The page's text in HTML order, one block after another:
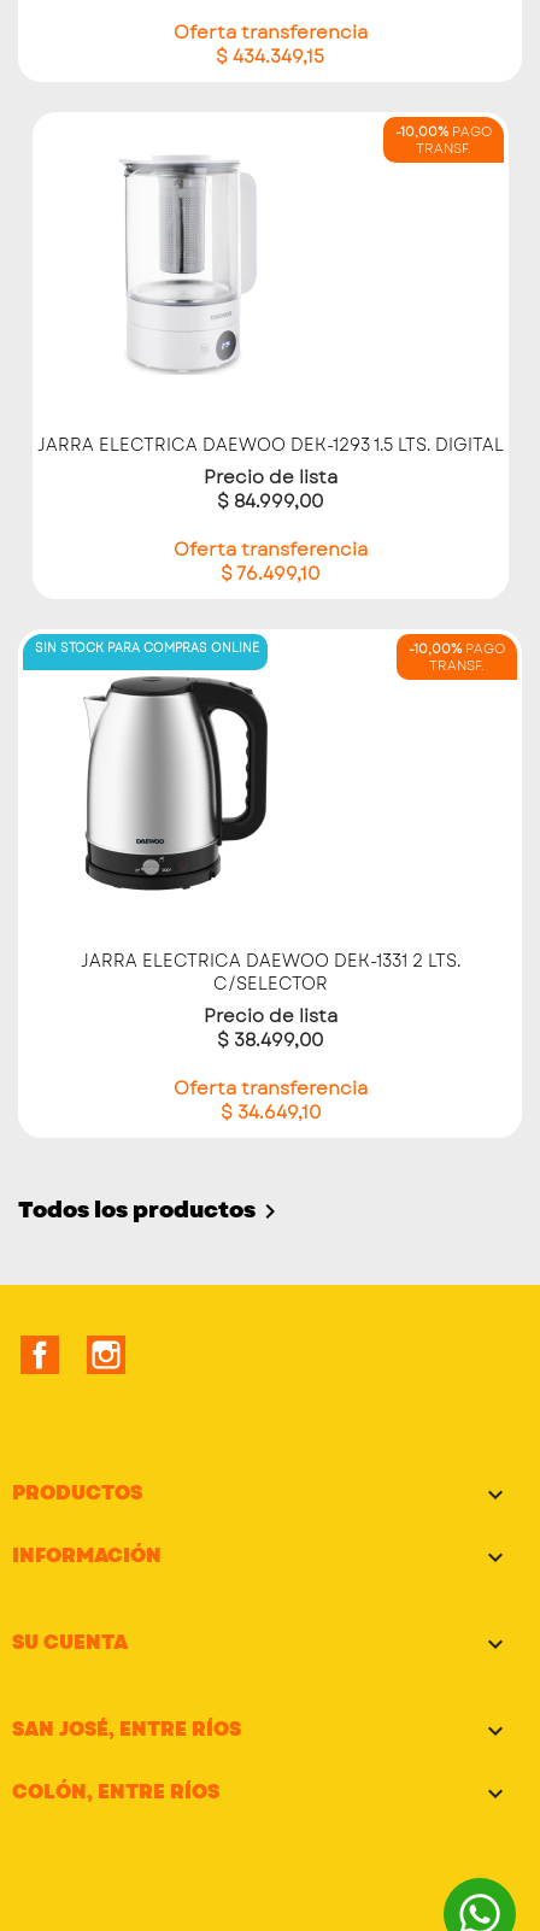
Oferta transferencia
$ 434.349,15
-10,00%PAGO
TRANSF.
JARRA ELECTRICA DAEWOO DEK-1293 1.5 LTS. DIGITAL
Precio de lista
$ 84.999,00
Oferta transferencia
$ 76.499,10
-10,00% PAGO
TRANSF.
JARRA ELECTRICA DAEWOO DEK-1331 2 LTS.
C/SELECTOR
Precio de lista
$ 38.499,00
Oferta transferencia
$ 34.649,10
SIN STOCK PARA COMPRAS ONLINE
Todos los productos 
Facebook
PRODUCTOS 
INFORMACIÓN 
SU CUENTA 
SAN JOSÉ, ENTRE RÍOS 
COLÓN, ENTRE RÍOS 